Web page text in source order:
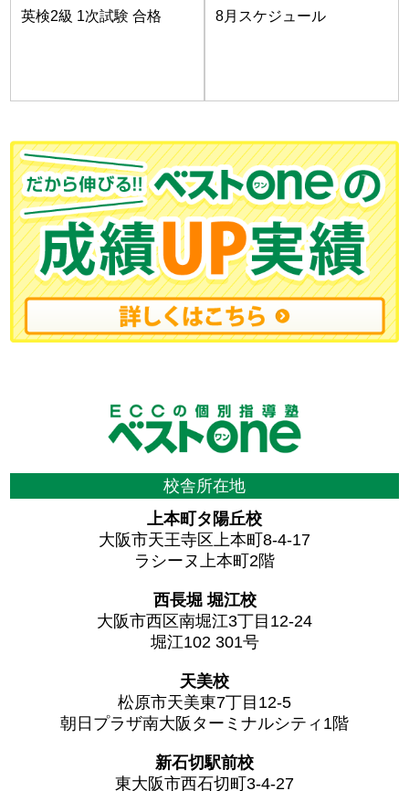
英検2級 1次試験 合格 8月スケジュール
校舎所在地
上本町タ陽丘校
大阪市天王寺区上本町8-4-17
ラシーヌ上本町2階
西長堀 堀江校
大阪市西区南堀江3丁目12-24
堀江102 301号
天美校
松原市天美東7丁目12-5
朝日プラザ南大阪ターミナルシティ1階
新石切駅前校
東大阪市西石切町3-4-27